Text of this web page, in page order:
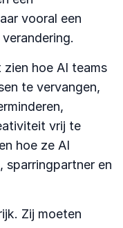
vooral een
zien hoe AI teams
te vervangen,
vrij te
hoe ze AI
sparringpartner en
Zij moeten